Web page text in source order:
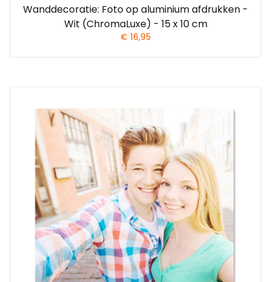
Wanddecoratie: Foto op aluminium afdrukken -
Wit (ChromaLuxe) - 15 x 10 cm
€ 16,95